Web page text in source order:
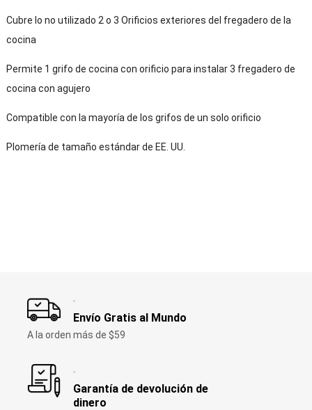
Cubre lo no utilizado 2 o 3 Orificios exteriores del fregadero de la
cocina
Permite 1 grifo de cocina con orificio para instalar 3 fregadero de
cocina con agujero
Compatible con la mayoría de los grifos de un solo orificio
Plomería de tamaño estándar de EE. UU.
Envío Gratis al Mundo
A la orden más de $59
Garantía de devolución de
dinero